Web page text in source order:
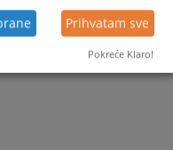
Prihvatam sve
Pokreće Klaro!